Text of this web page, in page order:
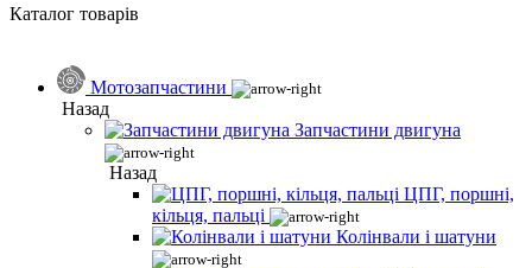
Каталог товарів
Мотозапчастини
Назад
Запчастини двигуна
Назад
ЦПГ, поршні,
кільця, пальці
Колінвали і шатуни